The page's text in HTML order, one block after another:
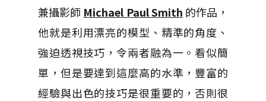
兼攝影師 Michael Paul Smith 的作品，
他就是利用漂亮的模型、精準的角度、
強迫透視技巧，令兩者融為一。看似簡
單，但是要達到這麼高的水準，豐富的
經驗與出色的技巧是很重要的，否則很